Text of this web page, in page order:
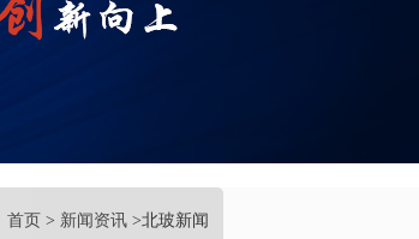
首页 > 新闻资讯 >北玻新闻